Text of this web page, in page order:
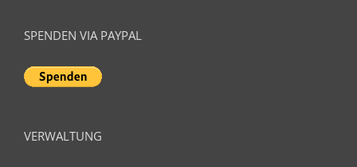
SPENDEN VIA PAYPAL
VERWALTUNG